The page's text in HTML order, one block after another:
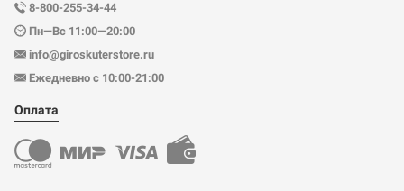
8-800-255-34-44
Пн—Вс 11:00—20:00
info@giroskuterstore.ru
Ежедневно с 10:00-21:00
Оплата